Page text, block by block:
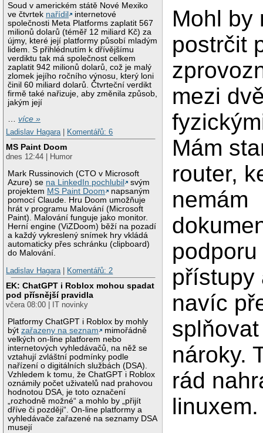
Soud v americkém státě Nové Mexiko
ve čtvrtek nařídil
internetové
společnosti Meta Platforms zaplatit 567
milionů dolarů (téměř 12 miliard Kč) za
újmy, které její platformy působí mladým
lidem. S přihlédnutím k dřívějšímu
verdiktu tak má společnost celkem
zaplatit 942 milionů dolarů, což je malý
zlomek jejího ročního výnosu, který loni
činil 60 miliard dolarů. Čtvrteční verdikt
firmě také nařizuje, aby změnila způsob,
jakým její
…více »
Ladislav Hagara
Komentářů: 6
MS Paint Doom
dnes 12:44 | Humor
Mark Russinovich (CTO v Microsoft
Azure) se na LinkedIn pochlubil
svým
projektem MS Paint Doom
napsaným
pomocí Claude. Hru Doom umožňuje
hrát v programu Malování (Microsoft
Paint). Malování funguje jako monitor.
Herní engine (ViZDoom) běží na pozadí
a každý vykreslený snímek hry vkládá
automaticky přes schránku (clipboard)
do Malování.
Ladislav Hagara
Komentářů: 2
EK: ChatGPT i Roblox mohou spadat
pod přísnější pravidla
včera 08:00 | IT novinky
Platformy ChatGPT i Roblox by mohly
býtzařazeny na seznam
mimořádně
velkých on-line platforem nebo
internetových vyhledávačů, na něž se
vztahují zvláštní podmínky podle
nařízení o digitálních službách (DSA).
Vzhledem k tomu, že ChatGPT i Roblox
oznámily počet uživatelů nad prahovou
hodnotou DSA, je toto označení
„rozhodně možné“ a mohlo by „přijít
dříve či později“. On-line platformy a
vyhledávače zařazené na seznamy DSA
musejí
Mohl by
postrčit
mezi
Mám
router,
nemám
přístupy
navíc
nároky.
rád
linuxem.